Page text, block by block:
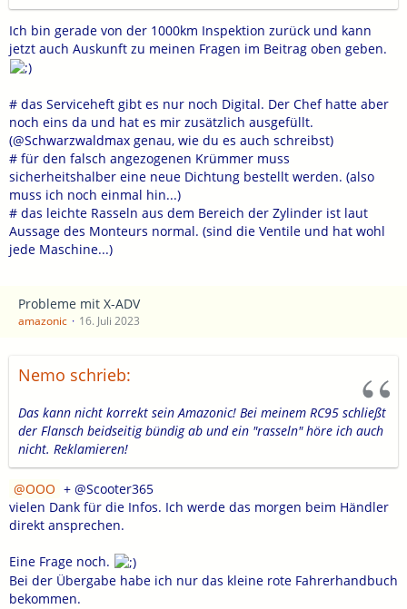
Ich bin gerade von der 1000km Inspektion zurück und kann
jetzt auch Auskunft zu meinen Fragen im Beitrag oben geben.
# das Serviceheft gibt es nur noch Digital. Der Chef hatte aber
noch eins da und hat es mir zusätzlich ausgefüllt.
(@Schwarzwaldmax genau, wie du es auch schreibst)
# für den falsch angezogenen Krümmer muss
sicherheitshalber eine neue Dichtung bestellt werden. (also
muss ich noch einmal hin...)
# das leichte Rasseln aus dem Bereich der Zylinder ist laut
Aussage des Monteurs normal. (sind die Ventile und hat wohl
jede Maschine...)
Probleme mit X-ADV
amazonic 16. Juli 2023
Nemo schrieb:
Das kann nicht korrekt sein Amazonic! Bei meinem RC95 schließt
der Flansch beidseitig bündig ab und ein "rasseln" höre ich auch
nicht. Reklamieren!
OOO + @Scooter365
vielen Dank für die Infos. Ich werde das morgen beim Händler
direkt ansprechen.
Eine Frage noch.
Bei der Übergabe habe ich nur das kleine rote Fahrerhandbuch
bekommen.